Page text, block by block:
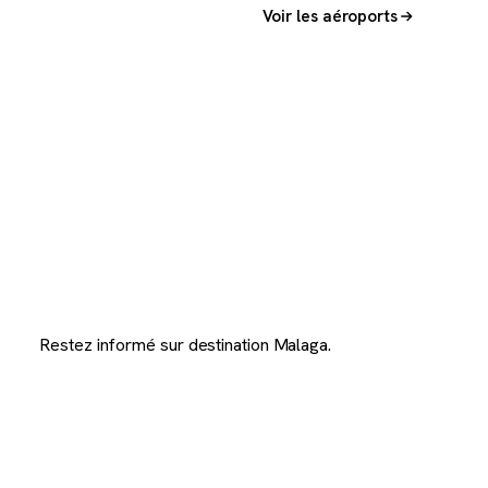
Voir les aéroports
Restez informé sur destination Malaga.